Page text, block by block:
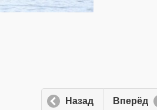
Назад Вперёд